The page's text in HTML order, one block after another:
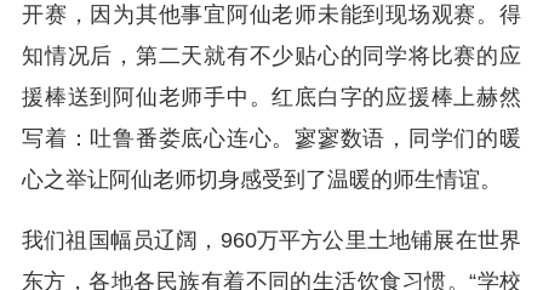
开赛，因为其他事宜阿仙老师未能到现场观赛。得
知情况后，第二天就有不少贴心的同学将比赛的应
援棒送到阿仙老师手中。红底白字的应援棒上赫然
写着：吐鲁番娄底心连心。寥寥数语，同学们的暖
心之举让阿仙老师切身感受到了温暖的师生情谊。
我们祖国幅员辽阔，‌960万平方公里‌土地铺展在世界
东方，各地各民族有着不同的生活饮食习惯。“学校